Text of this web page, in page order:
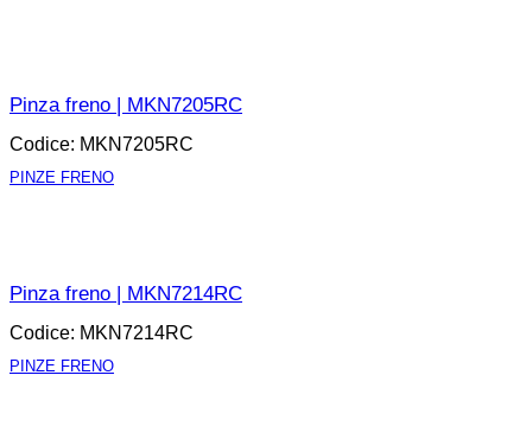
Pinza freno | MKN7205RC
Codice: MKN7205RC
PINZE FRENO
Pinza freno | MKN7214RC
Codice: MKN7214RC
PINZE FRENO